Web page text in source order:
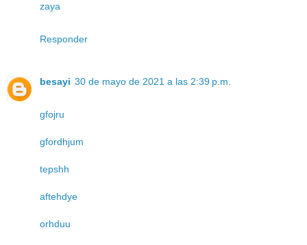
zaya
Responder
besayi 30 de mayo de 2021 a las 2:39 p.m.
gfojru
gfordhjum
tepshh
aftehdye
orhduu